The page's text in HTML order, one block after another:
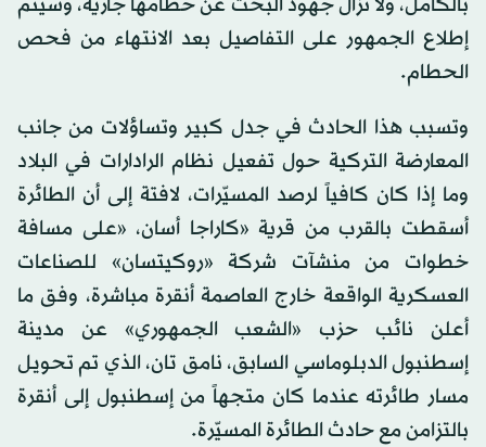
بالكامل، ولا تزال جهود البحث عن حطامها جارية، وسيتم
إطلاع الجمهور على التفاصيل بعد الانتهاء من فحص
الحطام.
وتسبب هذا الحادث في جدل كبير وتساؤلات من جانب
المعارضة التركية حول تفعيل نظام الرادارات في البلاد
وما إذا كان كافياً لرصد المسيّرات، لافتة إلى أن الطائرة
أسقطت بالقرب من قرية «كاراجا أسان، «على مسافة
خطوات من منشآت شركة «روكيتسان» للصناعات
العسكرية الواقعة خارج العاصمة أنقرة مباشرة، وفق ما
أعلن نائب حزب «الشعب الجمهوري» عن مدينة
إسطنبول الدبلوماسي السابق، نامق تان، الذي تم تحويل
مسار طائرته عندما كان متجهاً من إسطنبول إلى أنقرة
بالتزامن مع حادث الطائرة المسيّرة.